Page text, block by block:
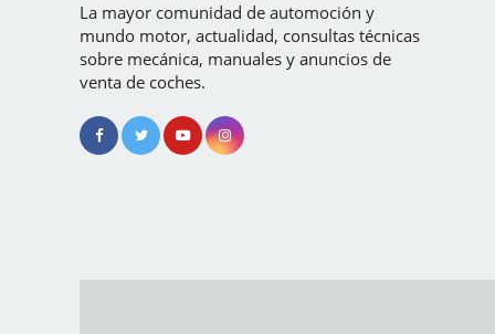
La mayor comunidad de automoción y
mundo motor, actualidad, consultas técnicas
sobre mecánica, manuales y anuncios de
venta de coches.